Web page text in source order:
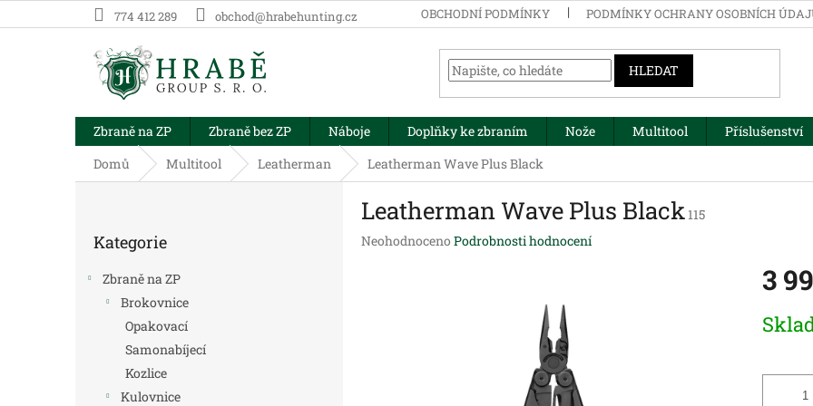
na
774 412 289 obchod@hrabehunting.cz OBCHODNÍ PODMÍNKY PODMÍNKY OCHRANY OSOBNÍCH
HLEDAT
Zbraně na ZP Zbraně bez ZP Náboje Doplňky ke zbraním Nože Multitool Příslušenství
Domů
Multitool Leatherman Leatherman Wave Plus Black
kategorie
Kategorie
Zbraně na ZP
Brokovnice
Opakovací
Samonabíjecí
Kozlice
Kulovnice
Leatherman Wave Plus Black 115
Průměrné
Neohodnoceno Podrobnosti hodnocení
3
cena: